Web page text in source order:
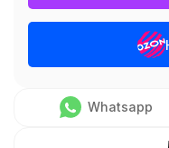
Whatsapp